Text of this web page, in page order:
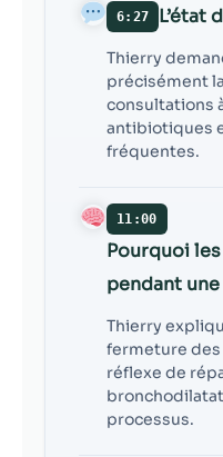
6:27 L’état
Thierry
précisément
consultations
antibiotiques
fréquentes.
11:00
Pourquoi
pendant
Thierry
fermeture
réflexe de
processus.